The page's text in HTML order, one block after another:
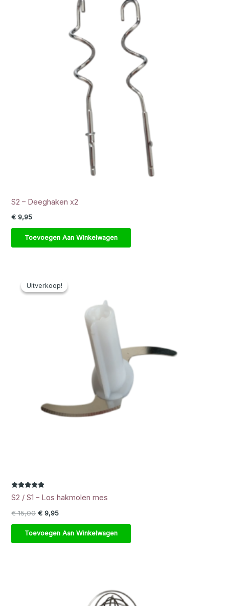
S2 – Deeghaken x2
€ 9,95
Toevoegen Aan Winkelwagen
Uitverkoop!
Uitverkoop!
Gewaardeerd
5.00
S2 / S1 – Los hakmolen mes
€15,00 Oorspronkelijke prijs was: € 15,00.
€ 9,95Huidige prijs is: € 9,95.
Toevoegen Aan Winkelwagen